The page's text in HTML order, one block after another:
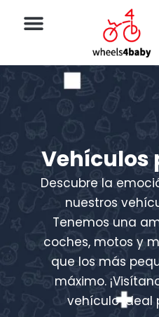
Menu
Vehículos
Descubre la
nuestros
Tenemos una
coches, motos y
que los más
máximo.
vehículo ideal